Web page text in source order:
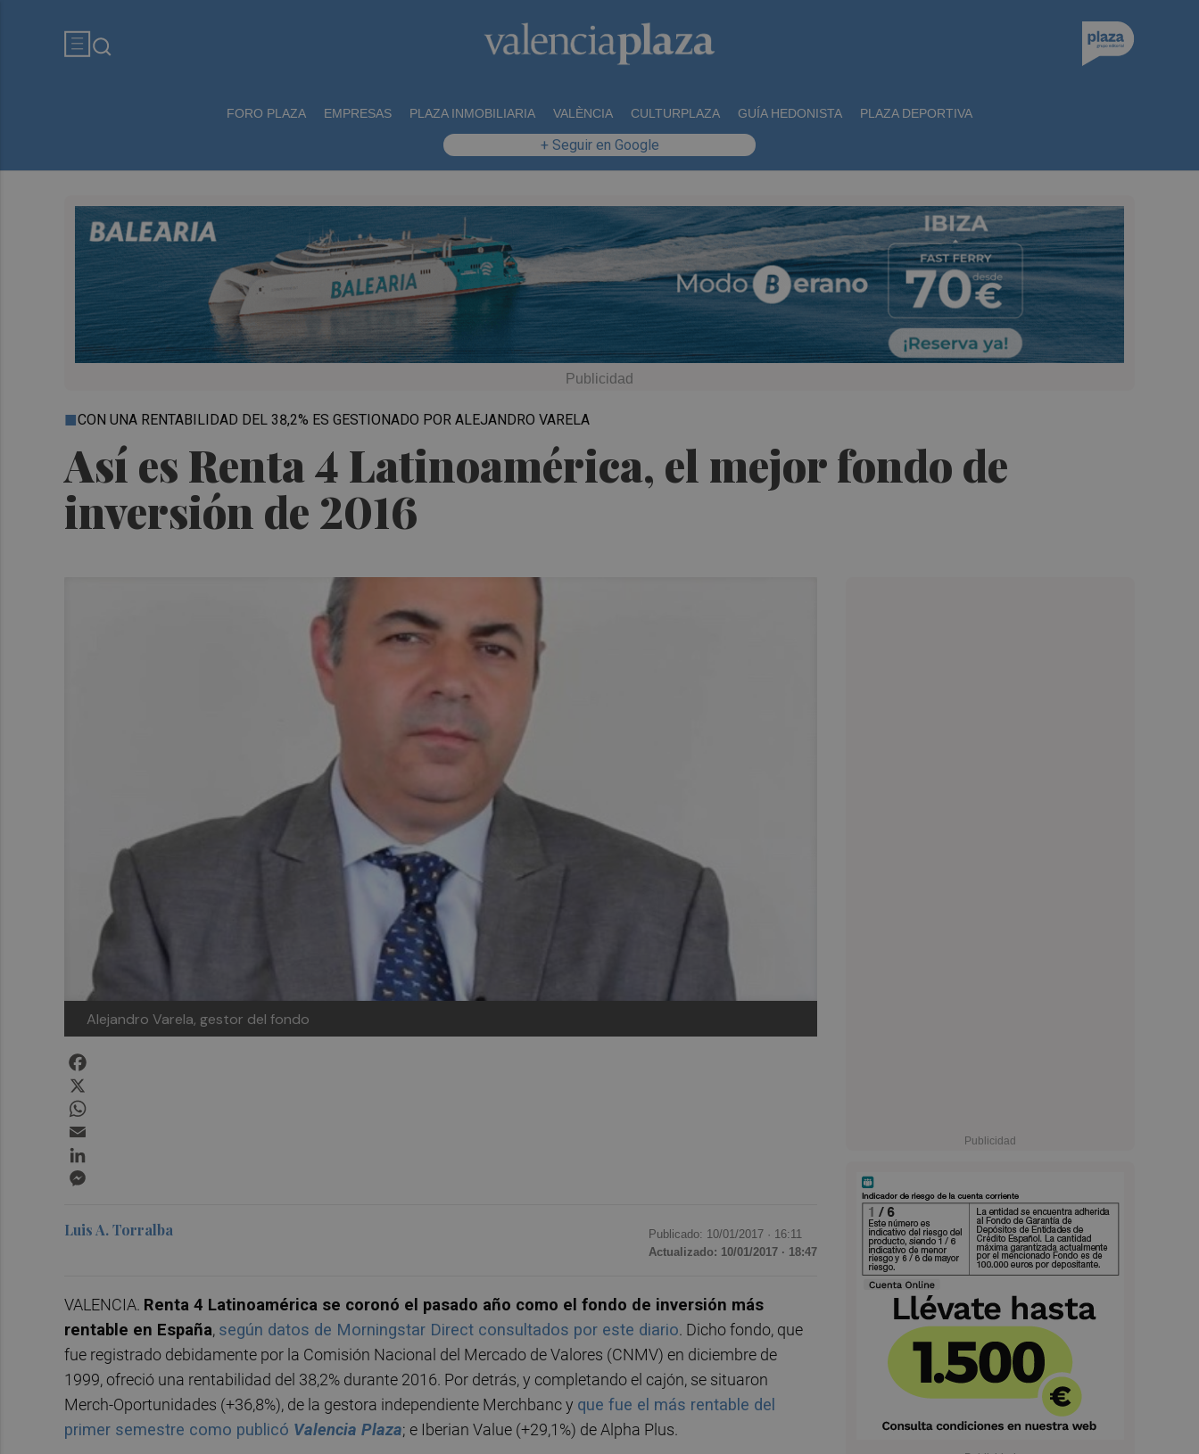
FORO PLAZA EMPRESAS PLAZA INMOBILIARIA VALÈNCIA CULTURPLAZA GUÍA HEDONISTA PLAZA DEPORTIVA
+ Seguir en Google
Así es Renta 4 Latinoamérica, el mejor fondo de
inversión de 2016
CON UNA RENTABILIDAD DEL 38,2% ES GESTIONADO POR ALEJANDRO VARELA
Alejandro Varela, gestor del fondo
Luis A. Torralba Publicado: 10/01/2017 · 16:11
Actualizado: 10/01/2017 · 18:47
VALENCIA. Renta 4 Latinoamérica se coronó el pasado año como el fondo de inversión más
rentable en España, según datos de Morningstar Direct consultados por este diario. Dicho fondo, que
fue registrado debidamente por la Comisión Nacional del Mercado de Valores (CNMV) en diciembre de
1999, ofreció una rentabilidad del 38,2% durante 2016. Por detrás, y completando el cajón, se situaron
Merch-Oportunidades (+36,8%), de la gestora independiente Merchbanc y que fue el más rentable del
primer semestre como publicó Valencia Plaza; e Iberian Value (+29,1%) de Alpha Plus.